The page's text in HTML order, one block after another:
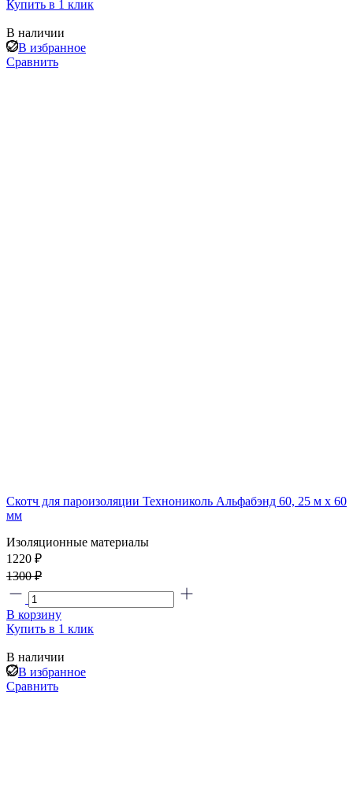
Купить в 1 клик
В наличии
В избранное
Сравнить
Скотч для пароизоляции Технониколь Альфабэнд 60, 25 м х 60
мм
Изоляционные материалы
1220 ₽
1300 ₽
В корзину
Купить в 1 клик
В наличии
В избранное
Сравнить